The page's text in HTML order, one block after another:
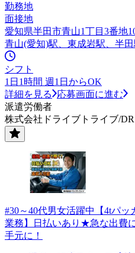
勤務地
面接地
愛知県半田市青山1丁目3番地
青山(愛知)駅、東成岩駅、半田
シフト
1日1時間 週1日からOK
詳細を見る
応募画面に進む
派遣労働者
株式会社ドライブトライブ/
#30～40代男女活躍中【4tパ
業務】日払いあり★急な出費
手元に！